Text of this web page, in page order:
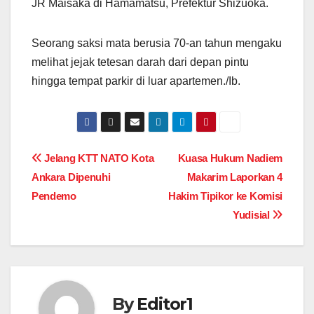
JR Maisaka di Hamamatsu, Prefektur Shizuoka.
Seorang saksi mata berusia 70-an tahun mengaku
melihat jejak tetesan darah dari depan pintu
hingga tempat parkir di luar apartemen./Ib.
Post
navigation
Kuasa Hukum Nadiem
Makarim Laporkan 4
Hakim Tipikor ke Komisi
Yudisial
Jelang KTT NATO Kota
Ankara Dipenuhi
Pendemo
ByEditor1